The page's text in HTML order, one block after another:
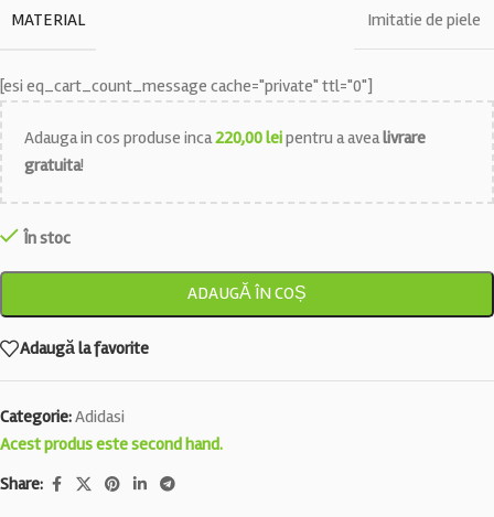
MATERIAL Imitatie de piele
[esi eq_cart_count_message cache="private" ttl="0"]
Adauga in cos produse inca220,00leipentru a avealivrare
gratuita!
În stoc
ADAUGĂ ÎN COȘ
Adaugă la favorite
Categorie:Adidasi
Acest produs este second hand.
Share: